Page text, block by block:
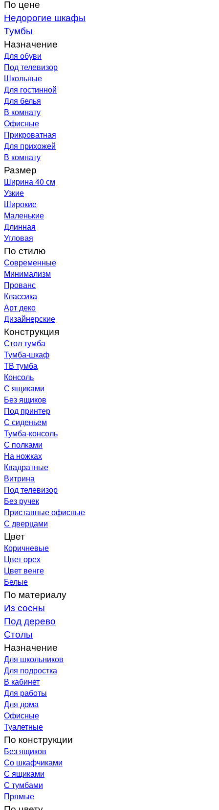
По цене
Недорогие шкафы
Тумбы
Назначение
Для обуви
Под телевизор
Школьные
Для гостинной
Для белья
В комнату
Офисные
Прикроватная
Для прихожей
В комнату
Размер
Ширина 40 см
Узкие
Широкие
Маленькие
Длинная
Угловая
По стилю
Современные
Минимализм
Прованс
Классика
Арт деко
Дизайнерские
Конструкция
Стол тумба
Тумба-шкаф
ТВ тумба
Консоль
С ящиками
Без ящиков
Под принтер
С сиденьем
Тумба-консоль
С полками
На ножках
Квадратные
Витрина
Под телевизор
Без ручек
Приставные офисные
С дверцами
Цвет
Коричневые
Цвет орех
Цвет венге
Белые
По материалу
Из сосны
Под дерево
Столы
Назначение
Для школьников
Для подростка
В кабинет
Для работы
Для дома
Офисные
Туалетные
По конструкции
Без ящиков
Со шкафчиками
С ящиками
С тумбами
Прямые